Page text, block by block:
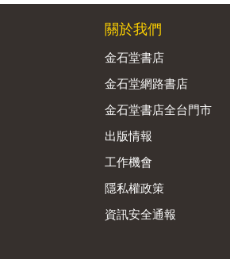
關於我們
金石堂書店
金石堂網路書店
金石堂書店全台門市
出版情報
工作機會
隱私權政策
資訊安全通報